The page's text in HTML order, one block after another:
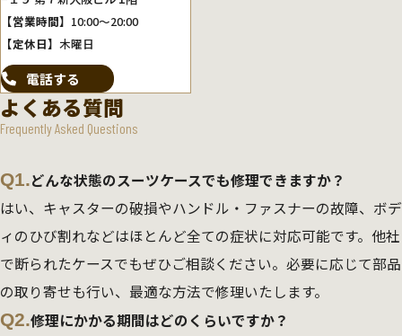
【営業時間】 10:00～20:00
【定休日】 木曜日
電話する
よくある質問
Frequently Asked Questions
Q1.どんな状態のスーツケースでも修理できますか？
はい、キャスターの破損やハンドル・ファスナーの故障、ボデ
ィのひび割れなどはほとんど全ての症状に対応可能です。他社
で断られたケースでもぜひご相談ください。必要に応じて部品
の取り寄せも行い、最適な方法で修理いたします。
Q2.修理にかかる期間はどのくらいですか？